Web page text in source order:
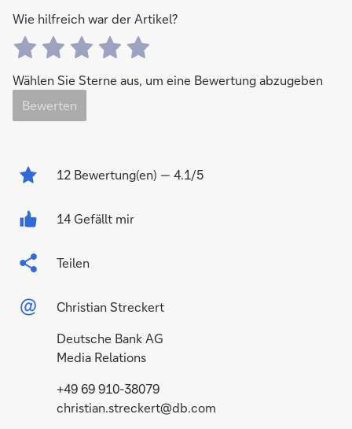
Wie hilfreich war der Artikel?
Wählen Sie Sterne aus, um eine Bewertung abzugeben
Bewerten
12 Bewertung(en) — 4.1/5
14 Gefällt mir
Teilen
Christian Streckert
Deutsche Bank AG
Media Relations
+49 69 910-38079
christian.streckert@db.com